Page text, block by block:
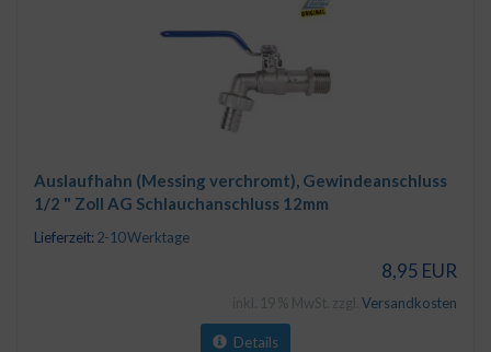
Auslaufhahn (Messing verchromt), Gewindeanschluss
1/2 " Zoll AG Schlauchanschluss 12mm
Lieferzeit: 2-10 Werktage
8,95 EUR
Versandkosten
Details